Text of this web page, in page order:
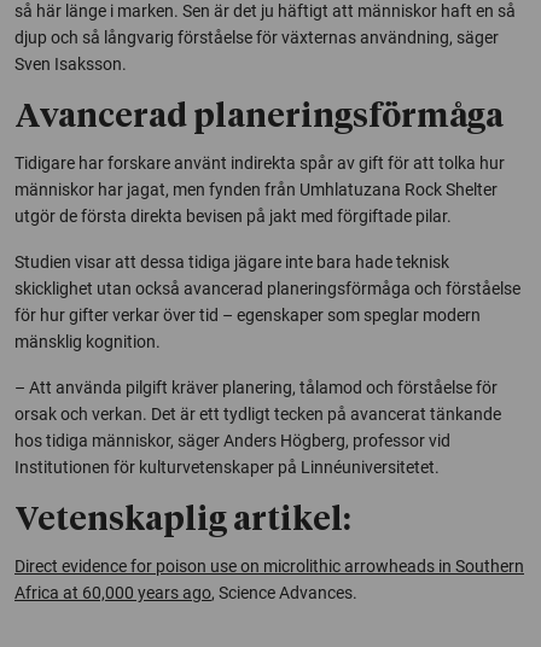
så här länge i marken. Sen är det ju häftigt att människor haft en så
djup och så långvarig förståelse för växternas användning, säger
Sven Isaksson.
Avancerad planeringsförmåga
Tidigare har forskare använt indirekta spår av gift för att tolka hur
människor har jagat, men fynden från Umhlatuzana Rock Shelter
utgör de första direkta bevisen på jakt med förgiftade pilar.
Studien visar att dessa tidiga jägare inte bara hade teknisk
skicklighet utan också avancerad planeringsförmåga och förståelse
för hur gifter verkar över tid – egenskaper som speglar modern
mänsklig kognition.
– Att använda pilgift kräver planering, tålamod och förståelse för
orsak och verkan. Det är ett tydligt tecken på avancerat tänkande
hos tidiga människor, säger Anders Högberg, professor vid
Institutionen för kulturvetenskaper på Linnéuniversitetet.
Vetenskaplig artikel:
Direct evidence for poison use on microlithic arrowheads in Southern
Africa at 60,000 years ago, Science Advances.